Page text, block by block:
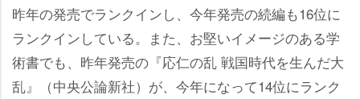
昨年の発売でランクインし、今年発売の続編も16位に
ランクインしている。また、お堅いイメージのある学
術書でも、昨年発売の『応仁の乱 戦国時代を生んだ大
乱』（中央公論新社）が、今年になって14位にランク